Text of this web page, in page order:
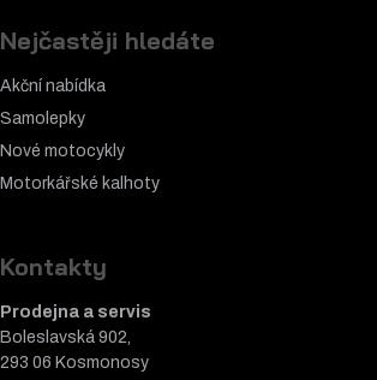
Nejčastěji hledáte
Akční nabídka
Samolepky
Nové motocykly
Motorkářské kalhoty
Kontakty
Prodejna a servis
Boleslavská 902,
293 06 Kosmonosy